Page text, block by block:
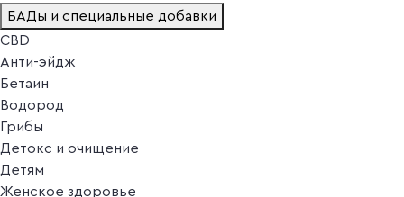
БАДы и специальные добавки
CBD
Анти-эйдж
Бетаин
Водород
Грибы
Детокс и очищение
Детям
Женское здоровье